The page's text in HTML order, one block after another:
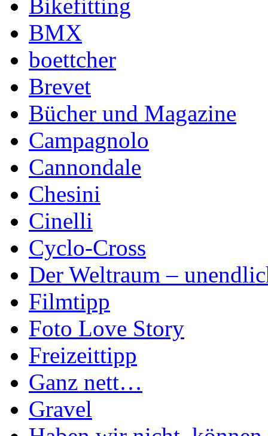
Bikefitting
BMX
boettcher
Brevet
Bücher und Magazine
Campagnolo
Cannondale
Chesini
Cinelli
Cyclo-Cross
Der Weltraum –
Filmtipp
Foto Love Story
Freizeittipp
Ganz nett…
Gravel